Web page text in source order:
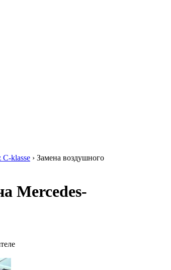
C-klasse › Замена воздушного
Mercedes-